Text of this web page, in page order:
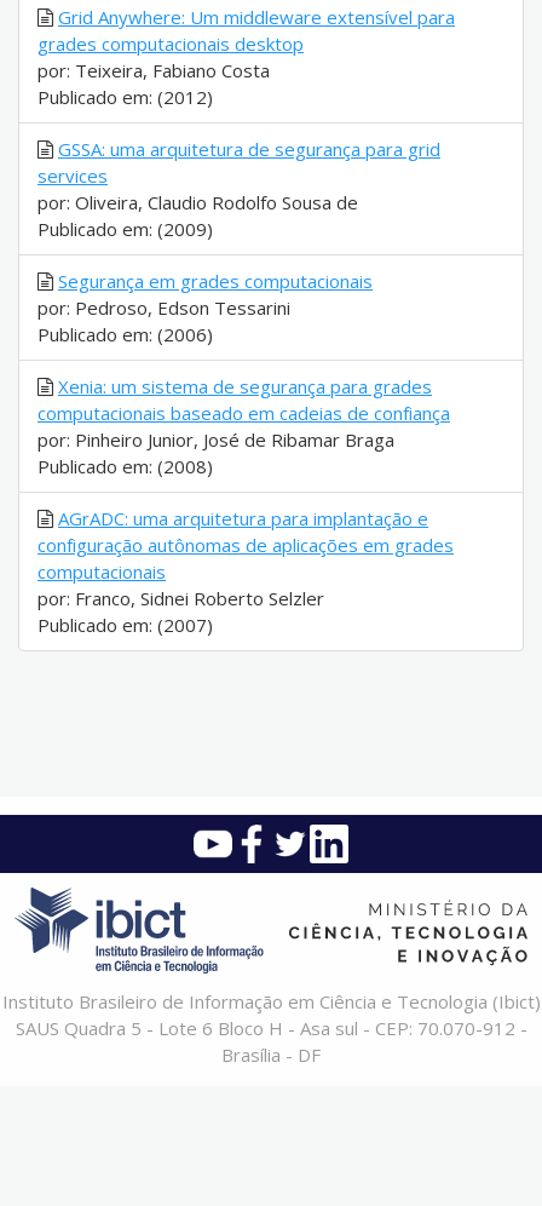
Grid Anywhere: Um middleware extensível para
grades computacionais desktop
por: Teixeira, Fabiano Costa
Publicado em: (2012)
GSSA: uma arquitetura de segurança para grid
services
por: Oliveira, Claudio Rodolfo Sousa de
Publicado em: (2009)
Segurança em grades computacionais
por: Pedroso, Edson Tessarini
Publicado em: (2006)
Xenia: um sistema de segurança para grades
computacionais baseado em cadeias de confiança
por: Pinheiro Junior, José de Ribamar Braga
Publicado em: (2008)
AGrADC: uma arquitetura para implantação e
configuração autônomas de aplicações em grades
computacionais
por: Franco, Sidnei Roberto Selzler
Publicado em: (2007)
Instituto Brasileiro de Informação em Ciência e Tecnologia (Ibict)
SAUS Quadra 5 - Lote 6 Bloco H - Asa sul - CEP: 70.070-912 -
Brasília - DF